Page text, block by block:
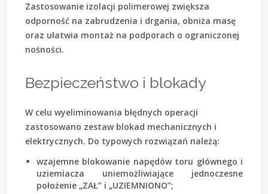
Zastosowanie izolacji polimerowej zwiększa
odporność na zabrudzenia i drgania, obniża masę
oraz ułatwia montaż na podporach o ograniczonej
nośności.
Bezpieczeństwo i blokady
W celu wyeliminowania błędnych operacji
zastosowano zestaw blokad mechanicznych i
elektrycznych. Do typowych rozwiązań należą:
wzajemne blokowanie napędów toru głównego i
uziemiacza uniemożliwiające jednoczesne
położenie „ZAŁ” i „UZIEMNIONO”;